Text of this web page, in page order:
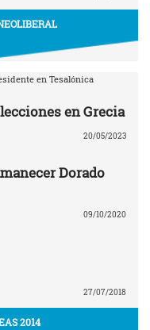
en Tesalónica
en Grecia
20/05/2023
Dorado
09/10/2020
27/07/2018
2014